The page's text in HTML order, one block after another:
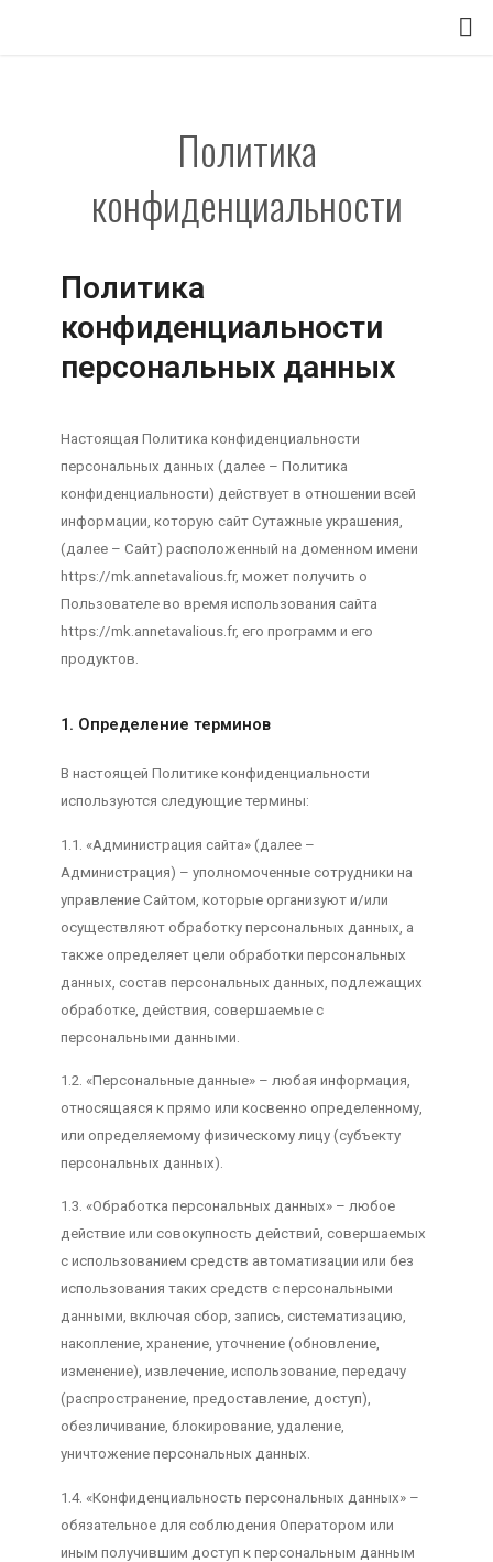
Политика
конфиденциальности
Политика
конфиденциальности
персональных данных
Настоящая Политика конфиденциальности
персональных данных (далее – Политика
конфиденциальности) действует в отношении всей
информации, которую сайт Сутажные украшения,
(далее – Сайт) расположенный на доменном имени
https://mk.annetavalious.fr, может получить о
Пользователе во время использования сайта
https://mk.annetavalious.fr, его программ и его
продуктов.
1. Определение терминов
В настоящей Политике конфиденциальности
используются следующие термины:
1.1. «Администрация сайта» (далее –
Администрация) – уполномоченные сотрудники на
управление Сайтом, которые организуют и/или
осуществляют обработку персональных данных, а
также определяет цели обработки персональных
данных, состав персональных данных, подлежащих
обработке, действия, совершаемые с
персональными данными.
1.2. «Персональные данные» – любая информация,
относящаяся к прямо или косвенно определенному,
или определяемому физическому лицу (субъекту
персональных данных).
1.3. «Обработка персональных данных» – любое
действие или совокупность действий, совершаемых
с использованием средств автоматизации или без
использования таких средств с персональными
данными, включая сбор, запись, систематизацию,
накопление, хранение, уточнение (обновление,
изменение), извлечение, использование, передачу
(распространение, предоставление, доступ),
обезличивание, блокирование, удаление,
уничтожение персональных данных.
1.4. «Конфиденциальность персональных данных» –
обязательное для соблюдения Оператором или
иным получившим доступ к персональным данным